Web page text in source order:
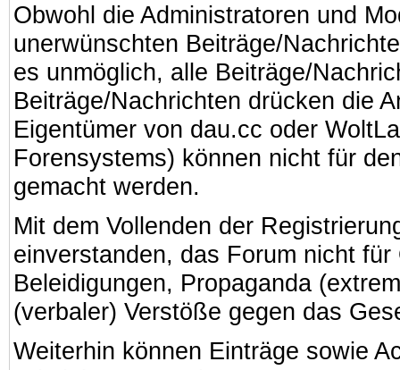
Obwohl die Administratoren und
unerwünschten Beiträge/
es unmöglich, alle Beiträge/
Beiträge/Nachrichten drücken die
Eigentümer von dau.cc oder
Forensystems) können nicht für
gemacht werden.
Mit dem Vollenden der
einverstanden, das Forum nicht
Beleidigungen, Propaganda
(verbaler) Verstöße gegen das
Weiterhin können Einträge sowie